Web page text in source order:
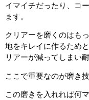
イマイチだったり、コ
ます。
クリアーを磨くのはも
地をキレイに作るため
リアーが減ってしまい
ここで重要なのが磨き技
この磨きを入れれば何